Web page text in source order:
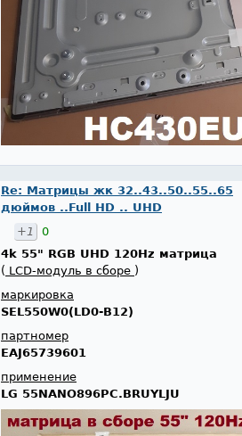
Re: Матрицы жк 32..43..50..55..65
дюймов ..Full HD .. UHD
+1
0
4k 55" RGB UHD 120Hz матрица
( LCD-модуль в сборе )
маркировка
SEL550W0(LD0-B12)
партномер
EAJ65739601
применение
LG 55NANO896PC.BRUYLJU